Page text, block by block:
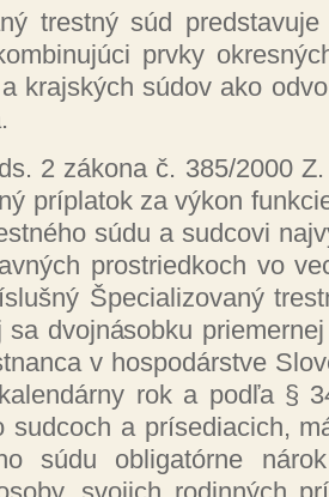
trest­ný súd
pr­vky
kraj­ských sú­dov ako
2 zá­ko­na č. 385/2000
príp­la­tok za vý­kon
sú­du a sud­co­vi
pros­tried­koch vo
Špe­cia­li­zo­va­ný
sa dvoj­ná­sob­ku
v hos­po­dár­stve
rok a pod­ľa §
sud­coch a prí­se­dia­cich,
sú­du ob­li­ga­tór­ne